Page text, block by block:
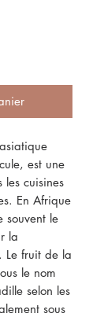
est une
les cuisines
En Afrique
souvent le
la
Le fruit de la
le nom
selon les
sous